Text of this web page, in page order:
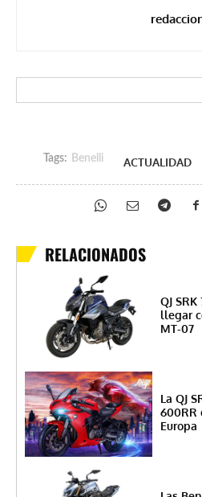
Tags: Benelli ACTUALIDAD
RELACIONADOS
QJ
llegar
MT-07
La QJ
600RR
Europa